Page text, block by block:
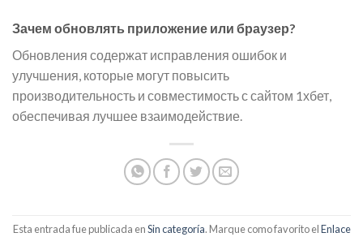
Зачем обновлять приложение или браузер?
Обновления содержат исправления ошибок и
улучшения, которые могут повысить
производительность и совместимость с сайтом 1хбет,
обеспечивая лучшее взаимодействие.
Esta entrada fue publicada enSin categoría. Marque como favorito elEnlace